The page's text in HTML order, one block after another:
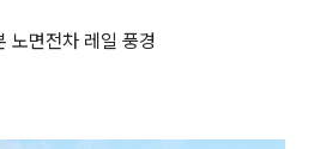
노면전차 레일 풍경